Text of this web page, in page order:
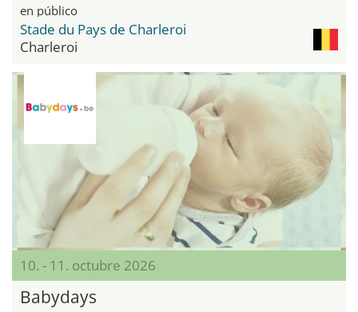
en público
Stade du Pays de Charleroi
Charleroi
10. - 11. octubre 2026
Babydays